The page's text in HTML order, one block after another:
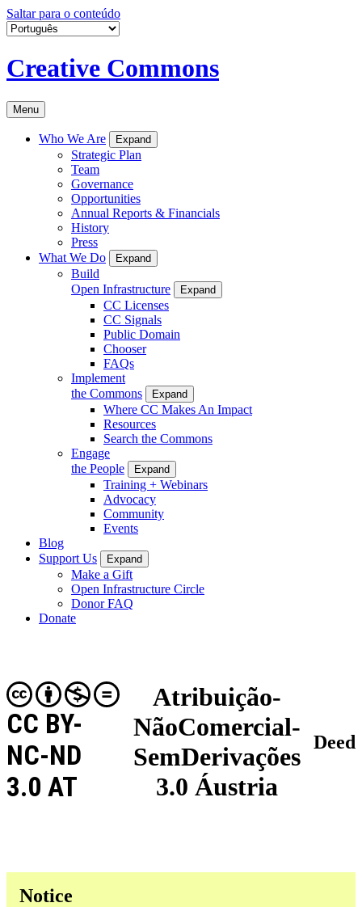
Saltar para o conteúdo
Creative Commons
Menu
Who We Are Expand
Strategic Plan
Team
Governance
Opportunities
Annual Reports & Financials
History
Press
What We Do
Expand
Build
Open Infrastructure
Expand
CC Licenses
CC Signals
Public Domain
Chooser
FAQs
Implement
the Commons
Expand
Where CC Makes An Impact
Resources
Search the Commons
Engage
the People
Expand
Training + Webinars
Advocacy
Community
Events
Blog
Support Us
Expand
Make a Gift
Open Infrastructure Circle
Donor FAQ
Donate
Atribuição-
NãoComercial-
SemDerivações
3.0 Áustria
CC BY-
NC-ND
3.0 AT
Deed
Notice